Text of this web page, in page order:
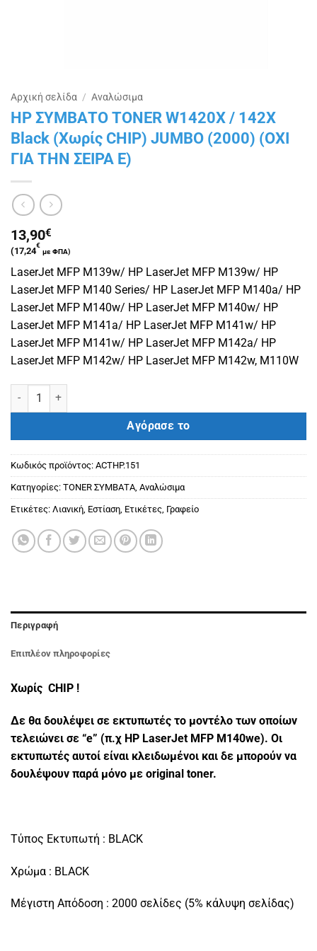
Αρχική σελίδα / Αναλώσιμα
HP ΣΥΜΒΑΤΟ TONER W1420X / 142X
Black (Χωρίς CHIP) JUMBO (2000) (ΟΧΙ
ΓΙΑ ΤΗΝ ΣΕΙΡΑ Ε)
13,90€
(17,24
€
με ΦΠΑ)
LaserJet MFP M139w/ HP LaserJet MFP M139w/ HP
LaserJet MFP M140 Series/ HP LaserJet MFP M140a/ HP
LaserJet MFP M140w/ HP LaserJet MFP M140w/ HP
LaserJet MFP M141a/ HP LaserJet MFP M141w/ HP
LaserJet MFP M141w/ HP LaserJet MFP M142a/ HP
LaserJet MFP M142w/ HP LaserJet MFP M142w, M110W
HP ΣΥΜΒΑΤΟ TONER W1420X / 142X Black (Χωρίς CHIP) JUMBO
Αγόρασε το
Κωδικός προϊόντος: ACTHP.151
Κατηγορίες: ΤΟΝΕR ΣΥΜΒΑΤΑ, Αναλώσιμα
Ετικέτες: Λιανική, Εστίαση, Ετικέτες, Γραφείο
Περιγραφή
Επιπλέον πληροφορίες
Χωρίς CHIP !
Δε θα δουλέψει σε εκτυπωτές το μοντέλο των οποίων
τελειώνει σε “e” (π.χ HP LaserJet MFP M140we). Οι
εκτυπωτές αυτοί είναι κλειδωμένοι και δε μπορούν να
δουλέψουν παρά μόνο με original toner.
Τύπος Εκτυπωτή : BLACK
Χρώμα : BLACK
Μέγιστη Απόδοση : 2000 σελίδες (5% κάλυψη σελίδας)